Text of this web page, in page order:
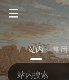
站内 常用